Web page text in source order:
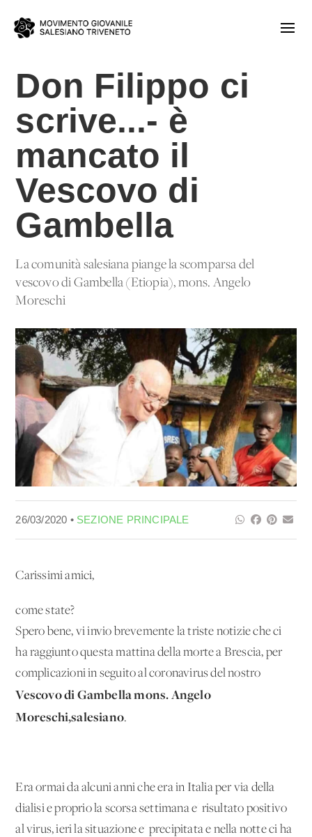
Don Filippo ci
scrive...- è
mancato il
Vescovo di
Gambella
La comunità salesiana piange la scomparsa del
vescovo di Gambella (Etiopia), mons. Angelo
Moreschi
26/03/2020 • SEZIONE PRINCIPALE
Carissimi amici,
come state?
Spero bene, vi invio brevemente la triste notizie che ci
ha raggiunto questa mattina della morte a Brescia, per
complicazioni in seguito al coronavirus del nostro
Vescovo di Gambella mons. Angelo
Moreschi,salesiano.
Era ormai da alcuni anni che era in Italia per via della
dialisi e proprio la scorsa settimana e' risultato positivo
al virus, ieri la situazione e' precipitata e nella notte ci ha